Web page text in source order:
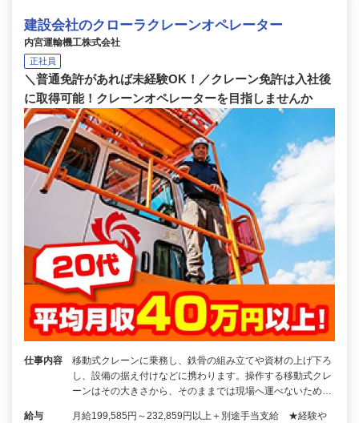
建設会社のクローラクレーンオペレーター
内宮運輸機工株式会社
正社員
＼普通免許があれば未経験OK！／クレーン免許は入社後
に取得可能！クレーンオペレーターを目指しませんか
仕事内容
移動式クレーンに乗務し、鉄骨の組み立てや資材の上げ下ろ
し、設備の据え付けなどに携わります。操作する移動式クレ
ーンはその大きさから、そのままでは現場へ運べないため…
給与
月給199,585円～232,859円以上＋別途手当支給 ★経験や